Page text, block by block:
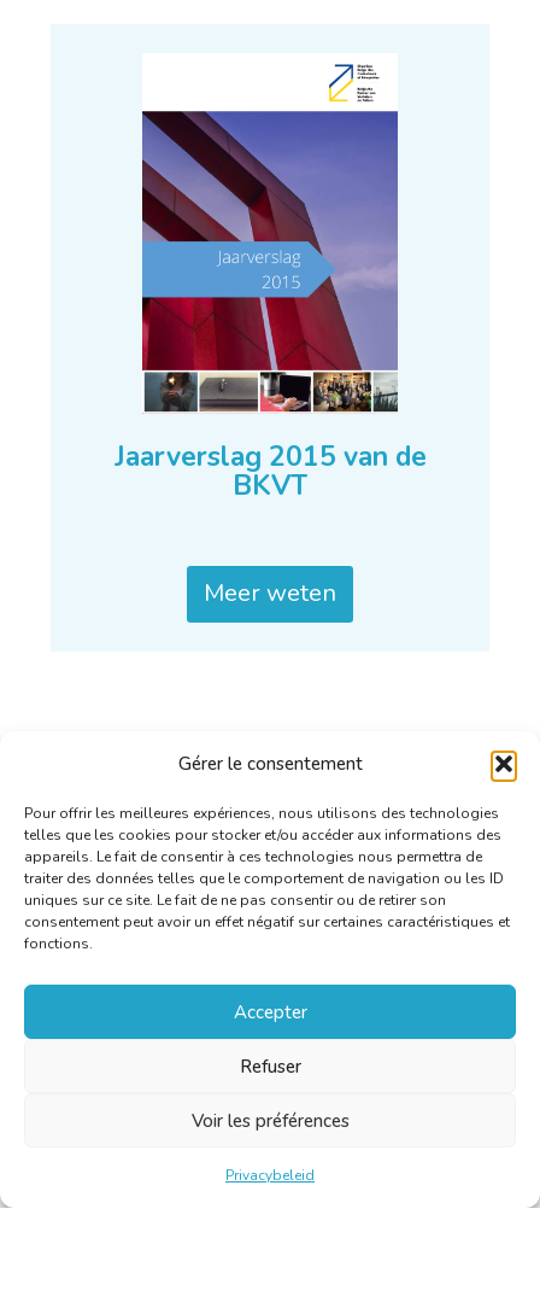
Gérer le consentement
Pour offrir les meilleures expériences, nous utilisons des technologies
telles que les cookies pour stocker et/ou accéder aux informations des
appareils. Le fait de consentir à ces technologies nous permettra de
traiter des données telles que le comportement de navigation ou les ID
uniques sur ce site. Le fait de ne pas consentir ou de retirer son
consentement peut avoir un effet négatif sur certaines caractéristiques et
fonctions.
Accepter
Refuser
Voir les préférences
Privacybeleid
Jaarverslag 2015 van de
BKVT
Meer weten